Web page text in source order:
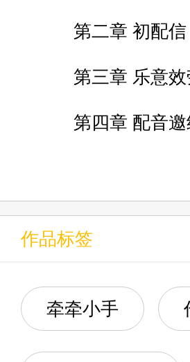
但为什么大家反而
本书有可能出现以
第二章 初配信
第三章 乐意效
第四章 配音邀
第六章 联动
第七章 与椎
第八章 失之
第九章 反响
作品标签
牵牵小手